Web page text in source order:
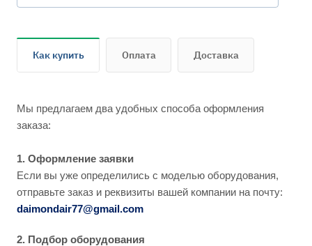
Как купить Оплата Доставка
Мы предлагаем два удобных способа оформления
заказа:
1. Оформление заявки
Если вы уже определились с моделью оборудования,
отправьте заказ и реквизиты вашей компании на почту:
daimondair77@gmail.com
2. Подбор оборудования